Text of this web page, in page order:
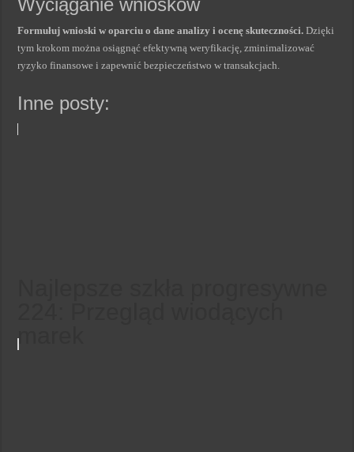
Wyciąganie wniosków
Formułuj wnioski w oparciu o dane analizy i ocenę skuteczności. Dzięki
tym krokom można osiągnąć efektywną weryfikację, zminimalizować
ryzyko finansowe i zapewnić bezpieczeństwo w transakcjach.
Inne posty:
marek